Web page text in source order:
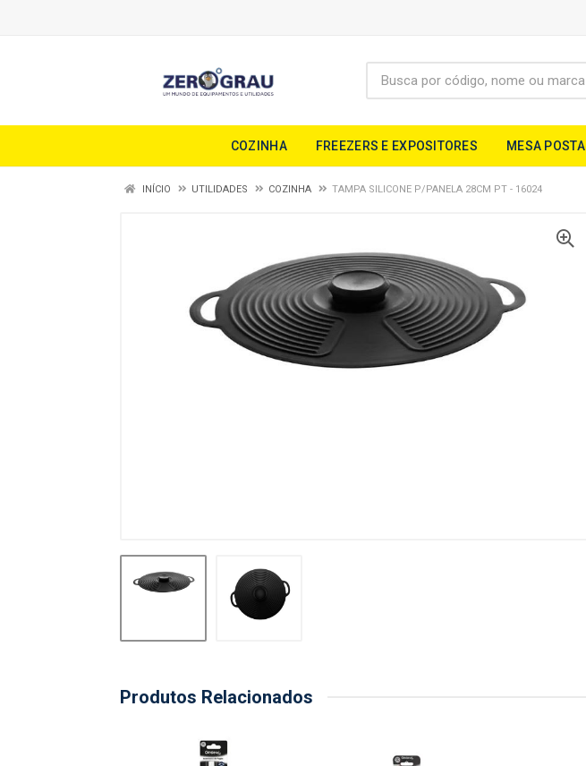
COZINHA FREEZERS E EXPOSITORES MESA POSTA
INÍCIO UTILIDADES COZINHA TAMPA SILICONE P/PANELA 28CM PT - 16024
Produtos Relacionados